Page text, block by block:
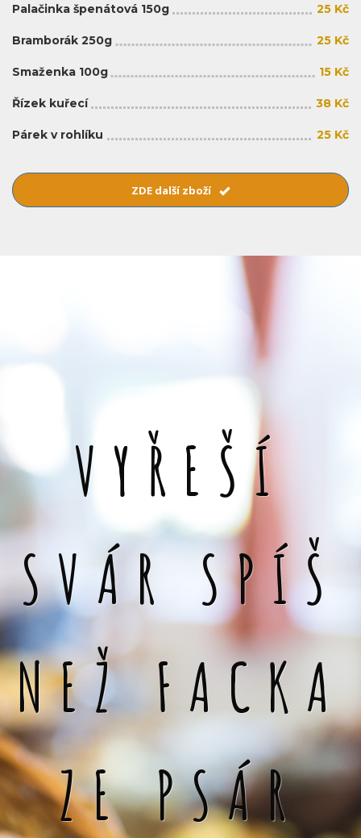
Palačinka špenátová 150g 25 Kč
Bramborák 250g 25 Kč
Smaženka 100g 15 Kč
Řízek kuřecí 38 Kč
Párek v rohlíku 25 Kč
ZDE další zboží
VYŘEŠÍ
SVÁR SPÍŠ
NEŽ FACKA
ZE PSÁR